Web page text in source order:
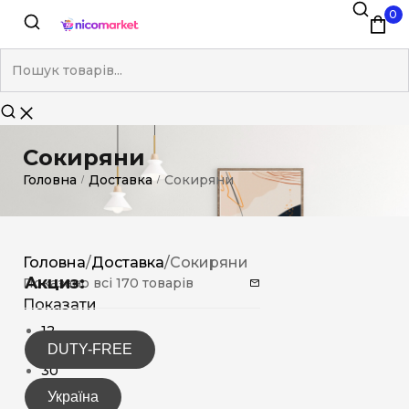
0
Сокиряни
Головна / Доставка / Сокиряни
Акциз:
DUTY-FREE
Україна
Головна/Доставка/Сокиряни
Показано всі 170 товарів
Показати
12
15
30